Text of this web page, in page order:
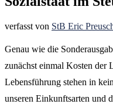
verfasst von StB Eric
Genau wie die
zunächst einmal Kosten der
Lebensführung stehen in
unseren Einkunftsarten und